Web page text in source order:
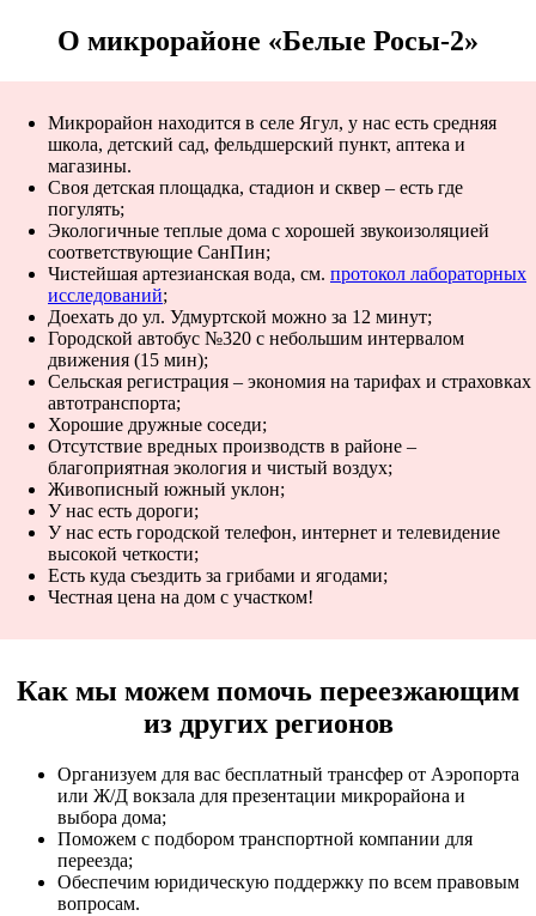
О микрорайоне «Белые Росы-2»
Микрорайон находится в селе Ягул, у нас есть средняя
школа, детский сад, фельдшерский пункт, аптека и
магазины.
Своя детская площадка, стадион и сквер – есть где
погулять;
Экологичные теплые дома с хорошей звукоизоляцией
соответствующие СанПин;
Чистейшая артезианская вода, см. протокол лабораторных
исследований;
Доехать до ул. Удмуртской можно за 12 минут;
Городской автобус №320 с небольшим интервалом
движения (15 мин);
Сельская регистрация – экономия на тарифах и страховках
автотранспорта;
Хорошие дружные соседи;
Отсутствие вредных производств в районе –
благоприятная экология и чистый воздух;
Живописный южный уклон;
У нас есть дороги;
У нас есть городской телефон, интернет и телевидение
высокой четкости;
Есть куда съездить за грибами и ягодами;
Честная цена на дом с участком!
Как мы можем помочь переезжающим
из других регионов
Организуем для вас бесплатный трансфер от Аэропорта
или Ж/Д вокзала для презентации микрорайона и
выбора дома;
Поможем с подбором транспортной компании для
переезда;
Обеспечим юридическую поддержку по всем правовым
вопросам.